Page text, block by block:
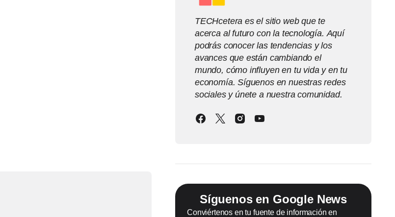
TECHcetera es el sitio web que te
acerca al futuro con la tecnología. Aquí
podrás conocer las tendencias y los
avances que están cambiando el
mundo, cómo influyen en tu vida y en tu
economía. Síguenos en nuestras redes
sociales y únete a nuestra comunidad.
Síguenos en Google News
Conviértenos en tu fuente de información en